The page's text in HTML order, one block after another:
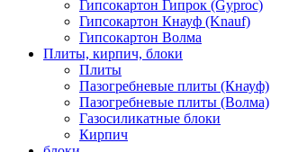
Гипсокартон Гипрок (Gyproc)
Гипсокартон Кнауф (Knauf)
Гипсокартон Волма
Плиты, кирпич, блоки
Плиты
Пазогребневые плиты (Кнауф)
Пазогребневые плиты (Волма)
Газосиликатные блоки
Кирпич